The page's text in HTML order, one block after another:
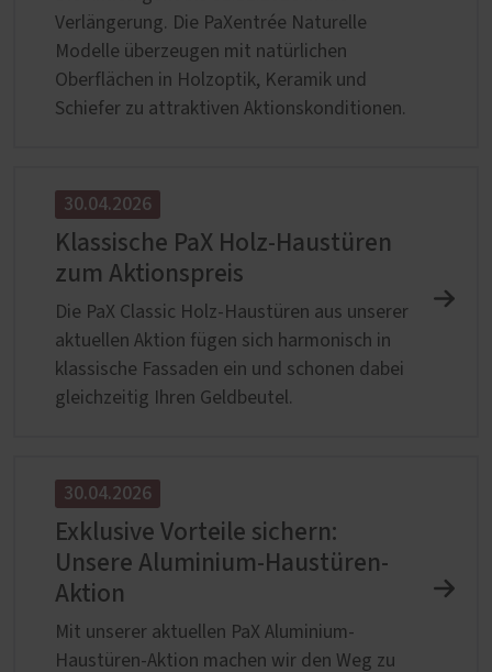
Verlängerung. Die PaXentrée Naturelle
Modelle überzeugen mit natürlichen
Oberflächen in Holzoptik, Keramik und
Schiefer zu attraktiven Aktionskonditionen.
30.04.2026
Klassische PaX Holz-Haustüren
zum Aktionspreis
Die PaX Classic Holz-Haustüren aus unserer
aktuellen Aktion fügen sich harmonisch in
klassische Fassaden ein und schonen dabei
gleichzeitig Ihren Geldbeutel.
30.04.2026
Exklusive Vorteile sichern:
Unsere Aluminium-Haustüren-
Aktion
Mit unserer aktuellen PaX Aluminium-
Haustüren-Aktion machen wir den Weg zu